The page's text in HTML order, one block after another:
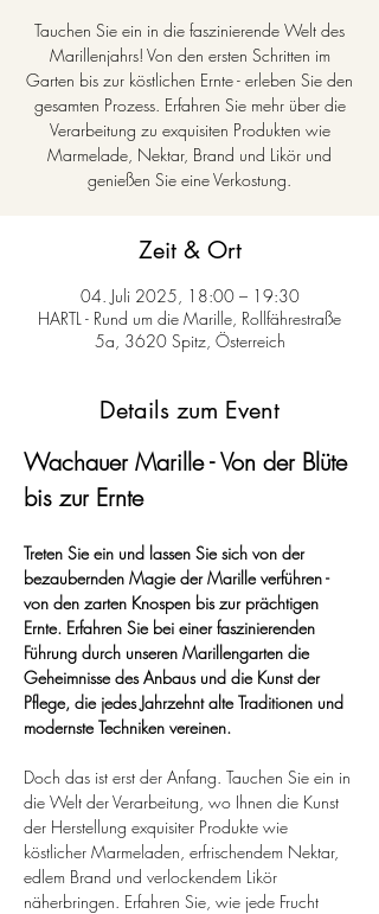
Tauchen Sie ein in die faszinierende Welt des
Marillenjahrs! Von den ersten Schritten im
Garten bis zur köstlichen Ernte - erleben Sie den
gesamten Prozess. Erfahren Sie mehr über die
Verarbeitung zu exquisiten Produkten wie
Marmelade, Nektar, Brand und Likör und
genießen Sie eine Verkostung.
Zeit & Ort
04. Juli 2025, 18:00 – 19:30
HARTL - Rund um die Marille, Rollfährestraße
5a, 3620 Spitz, Österreich
Details zum Event
Wachauer Marille - Von der Blüte
bis zur Ernte
Treten Sie ein und lassen Sie sich von der
bezaubernden Magie der Marille verführen -
von den zarten Knospen bis zur prächtigen
Ernte. Erfahren Sie bei einer faszinierenden
Führung durch unseren Marillengarten die
Geheimnisse des Anbaus und die Kunst der
Pflege, die jedes Jahrzehnt alte Traditionen und
modernste Techniken vereinen.
Doch das ist erst der Anfang. Tauchen Sie ein in
die Welt der Verarbeitung, wo Ihnen die Kunst
der Herstellung exquisiter Produkte wie
köstlicher Marmeladen, erfrischendem Nektar,
edlem Brand und verlockendem Likör
näherbringen. Erfahren Sie, wie jede Frucht